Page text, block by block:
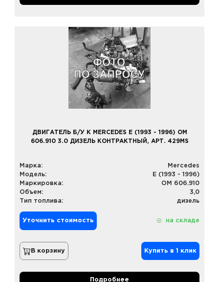
ДВИГАТЕЛЬ Б/У К MERCEDES E (1993 - 1996) OM
606.910 3.0 ДИЗЕЛЬ КОНТРАКТНЫЙ, АРТ. 429MS
Марка:
Mercedes
Модель:
E (1993 - 1996)
Маркировка:
OM 606.910
Объем:
3,0
Тип топлива:
дизель
Уточнить стоимость на складе
В корзину Купить в 1 клик
Подробнее